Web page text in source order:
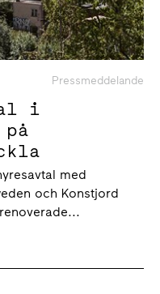
Pressmeddelande
i
med
och Konstjord